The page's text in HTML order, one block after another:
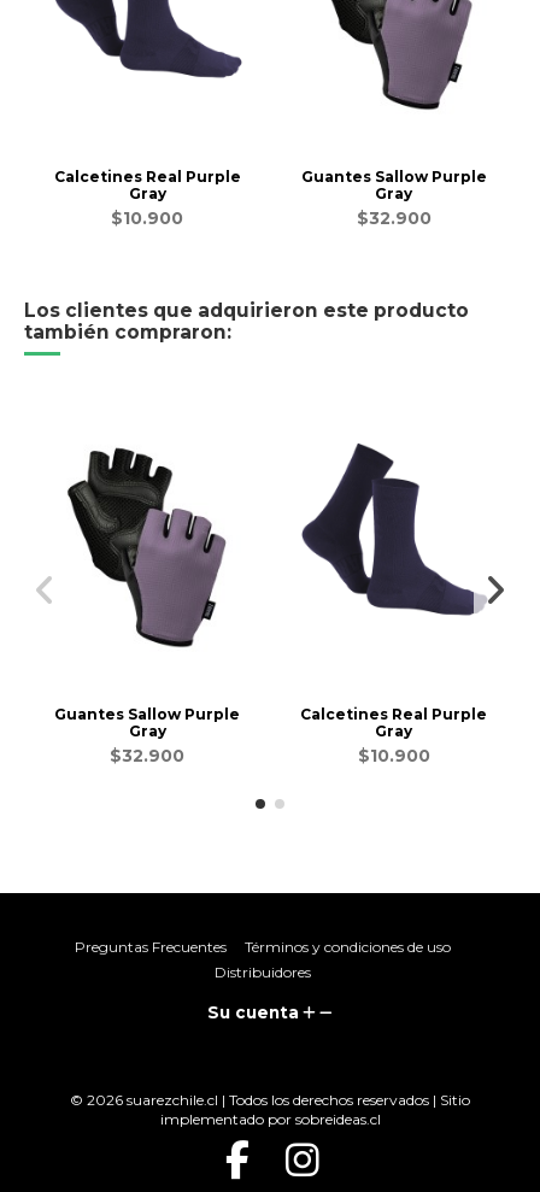
Calcetines Real Purple
Gray
$10.900
Guantes Sallow Purple
Gray
$32.900
Los clientes que adquirieron este producto
también compraron:
Guantes Sallow Purple
Gray
$32.900
Calcetines Real Purple
Gray
$10.900
Preguntas Frecuentes
Términos y condiciones de uso
Distribuidores
Su cuenta
© 2026 suarezchile.cl | Todos los derechos reservados | Sitio
implementado por sobreideas.cl